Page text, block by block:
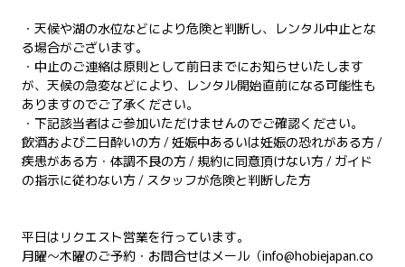
・天候や湖の水位などにより危険と判断し、レンタル中止とな
る場合がございます。
・中止のご連絡は原則として前日までにお知らせいたします
が、天候の急変などにより、レンタル開始直前になる可能性も
ありますのでご了承ください。
・下記該当者はご参加いただけませんのでご確認ください。
飲酒および二日酔いの方 / 妊娠中あるいは妊娠の恐れがある方 /
疾患がある方・体調不良の方 / 規約に同意頂けない方 / ガイド
の指示に従わない方 / スタッフが危険と判断した方
平日はリクエスト営業を行っています。
月曜～木曜のご予約・お問合せはメール（info@hobiejapan.co